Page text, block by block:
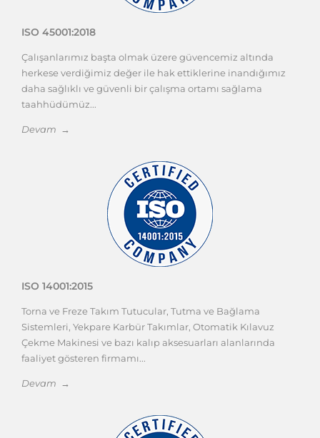
ISO 45001:2018
Çalışanlarımız başta olmak üzere güvencemiz altında
herkese verdiğimiz değer ile hak ettiklerine inandığımız
daha sağlıklı ve güvenli bir çalışma ortamı sağlama
taahhüdümüz...
Devam →
ISO 14001:2015
Torna ve Freze Takım Tutucular, Tutma ve Bağlama
Sistemleri, Yekpare Karbür Takımlar, Otomatik Kılavuz
Çekme Makinesi ve bazı kalıp aksesuarları alanlarında
faaliyet gösteren firmamı...
Devam →